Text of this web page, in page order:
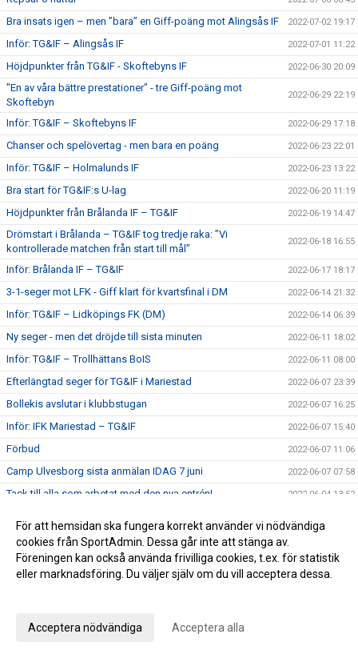
Bra insats igen – men ”bara” en Giff-poäng mot Alingsås IF 2022-07-02 19:17
Inför: TG&IF – Alingsås IF 2022-07-01 11:22
Höjdpunkter från TG&IF - Skoftebyns IF 2022-06-30 20:09
"En av våra bättre prestationer" - tre Giff-poäng mot
Skoftebyn
2022-06-29 22:19
Inför: TG&IF – Skoftebyns IF 2022-06-29 17:18
Chanser och spelövertag - men bara en poäng 2022-06-23 22:01
Inför: TG&IF – Holmalunds IF 2022-06-23 13:22
Bra start för TG&IF:s U-lag 2022-06-20 11:19
Höjdpunkter från Brålanda IF – TG&IF 2022-06-19 14:47
Drömstart i Brålanda – TG&IF tog tredje raka: ”Vi
kontrollerade matchen från start till mål”
2022-06-18 16:55
Inför: Brålanda IF – TG&IF 2022-06-17 18:17
3-1-seger mot LFK - Giff klart för kvartsfinal i DM 2022-06-14 21:32
Inför: TG&IF – Lidköpings FK (DM) 2022-06-14 06:39
Ny seger - men det dröjde till sista minuten 2022-06-11 18:02
Inför: TG&IF – Trollhättans BoIS 2022-06-11 08:00
Efterlängtad seger för TG&IF i Mariestad 2022-06-07 23:39
Bollekis avslutar i klubbstugan 2022-06-07 16:25
Inför: IFK Mariestad – TG&IF 2022-06-07 15:40
Förbud 2022-06-07 11:06
Camp Ulvesborg sista anmälan IDAG 7 juni 2022-06-07 07:58
Tack till alla som arbetat med den nya entrén! 2022-06-04 13:52
anmäla!
2022-05-31 22:33
Sommaruppehåll 2022 2022-05-31 10:30
En bra halvlek räckte inte mot serieledaren 2022-05-30 22:01
För att hemsidan ska fungera korrekt använder vi nödvändiga
cookies från SportAdmin. Dessa går inte att stänga av.
Föreningen kan också använda frivilliga cookies, t.ex. för statistik
eller marknadsföring. Du väljer själv om du vill acceptera dessa.
Acceptera nödvändiga Acceptera alla